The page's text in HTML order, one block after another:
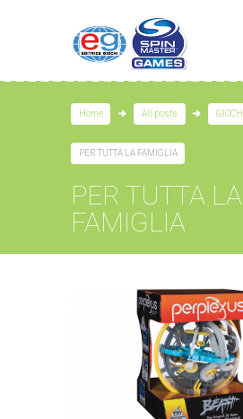
Home All posts GIOCHI
PER TUTTA LA FAMIGLIA
PER TUTTA LA
FAMIGLIA